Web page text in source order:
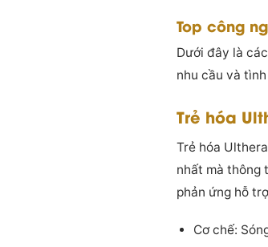
Top công
Dưới đây là
nhu cầu và
Trẻ hóa
Trẻ hóa
nhất mà thông
phản ứng hỗ
Cơ chế: